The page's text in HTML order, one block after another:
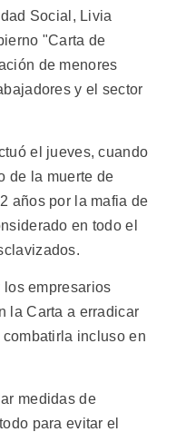
Social, Livia
"Carta de
de menores
y el sector
el jueves, cuando
de la muerte de
años por la mafia de
en todo el
empresarios
la Carta a erradicar
incluso en
medidas de
para evitar el